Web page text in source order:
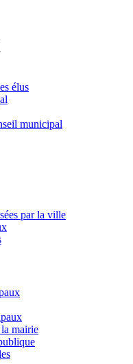
élus
municipal
par la ville
mairie